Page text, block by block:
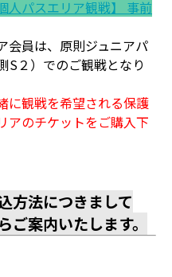
人パスエリア観戦】 事前
会員は、原則ジュニアパ
S２）でのご観戦となり
に観戦を希望される保護
アのチケットをご購入下
方法につきまして
案内いたします。